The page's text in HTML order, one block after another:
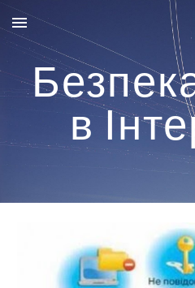
Skip to main content
в